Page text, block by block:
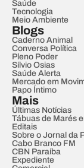
Saúde
Tecnologia
Meio Ambiente
Blogs
Caderno Animal
Conversa Política
Pleno Poder
Sílvio Osias
Saúde Alerta
Mercado em
Papo Íntimo
Mais
Últimas Notícias
Tábuas de Marés
Editais
Sobre o Jornal da
Cabo Branco FM
CBN Paraíba
Expediente